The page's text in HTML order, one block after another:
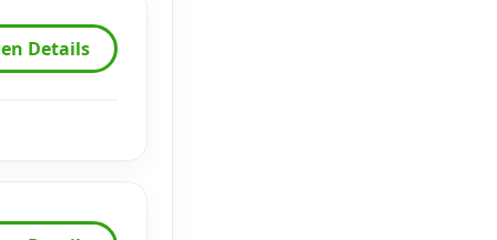
Details